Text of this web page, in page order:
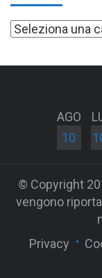
Categorie
AGO
10
© Copyright
vengono
Privacy